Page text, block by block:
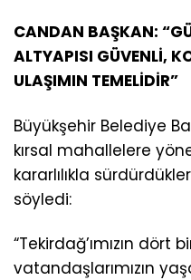
CANDAN BAŞKAN:
ALTYAPISI GÜVENLİ,
ULAŞIMIN TEMELİDİR”
Büyükşehir Belediye
kırsal mahallelere
kararlılıkla
söyledi:
“Tekirdağ’ımızın dört
vatandaşlarımızın